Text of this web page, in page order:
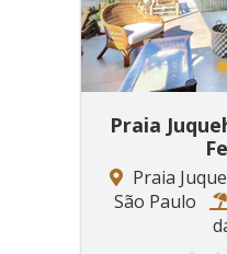
1
Praia
Praia
São Paulo